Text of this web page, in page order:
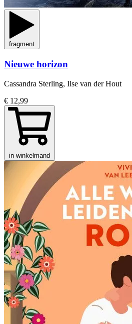
fragment
Nieuwe horizon
Cassandra Sterling, Ilse van der Hout
€ 12,99
in winkelmand